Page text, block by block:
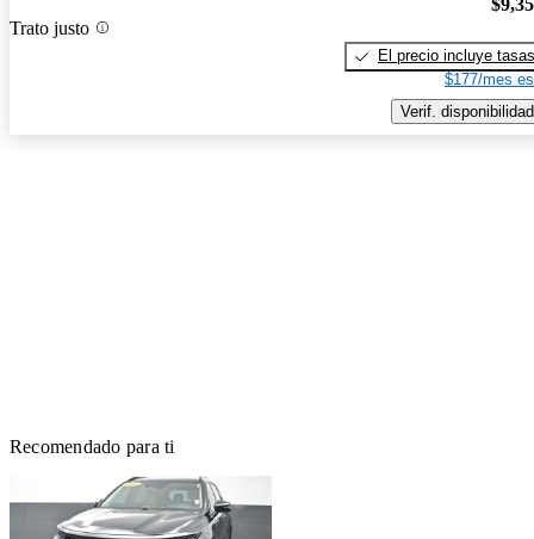
Trato justo
El precio incluye tasas
$177/mes
Verif. disponibilidad
Recomendado para ti